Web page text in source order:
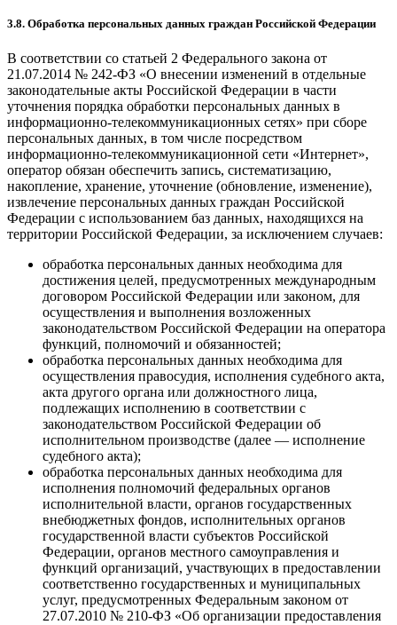
3.8. Обработка персональных данных граждан Российской Федерации
В соответствии со статьей 2 Федерального закона от
21.07.2014 № 242-ФЗ «О внесении изменений в отдельные
законодательные акты Российской Федерации в части
уточнения порядка обработки персональных данных в
информационно-телекоммуникационных сетях» при сборе
персональных данных, в том числе посредством
информационно-телекоммуникационной сети «Интернет»,
оператор обязан обеспечить запись, систематизацию,
накопление, хранение, уточнение (обновление, изменение),
извлечение персональных данных граждан Российской
Федерации с использованием баз данных, находящихся на
территории Российской Федерации, за исключением случаев:
обработка персональных данных необходима для
достижения целей, предусмотренных международным
договором Российской Федерации или законом, для
осуществления и выполнения возложенных
законодательством Российской Федерации на оператора
функций, полномочий и обязанностей;
обработка персональных данных необходима для
осуществления правосудия, исполнения судебного акта,
акта другого органа или должностного лица,
подлежащих исполнению в соответствии с
законодательством Российской Федерации об
исполнительном производстве (далее — исполнение
судебного акта);
обработка персональных данных необходима для
исполнения полномочий федеральных органов
исполнительной власти, органов государственных
внебюджетных фондов, исполнительных органов
государственной власти субъектов Российской
Федерации, органов местного самоуправления и
функций организаций, участвующих в предоставлении
соответственно государственных и муниципальных
услуг, предусмотренных Федеральным законом от
27.07.2010 № 210-ФЗ «Об организации предоставления